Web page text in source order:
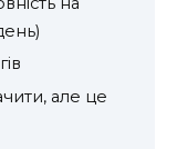
але це